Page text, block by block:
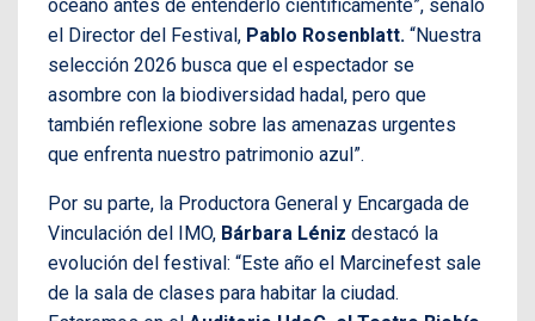
océano antes de entenderlo científicamente”, señaló
el Director del Festival, Pablo Rosenblatt. “Nuestra
selección 2026 busca que el espectador se
asombre con la biodiversidad hadal, pero que
también reflexione sobre las amenazas urgentes
que enfrenta nuestro patrimonio azul”.
Por su parte, la Productora General y Encargada de
Vinculación del IMO, Bárbara Léniz destacó la
evolución del festival: “Este año el Marcinefest sale
de la sala de clases para habitar la ciudad.